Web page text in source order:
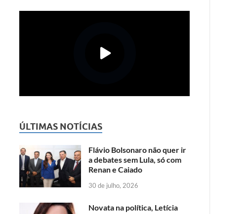
ÚLTIMAS NOTÍCIAS
Flávio Bolsonaro não quer ir
a debates sem Lula, só com
Renan e Caiado
30 de julho, 2026
Novata na política, Letícia